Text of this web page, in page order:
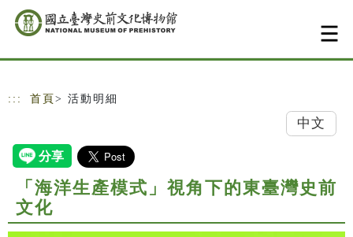
跳到主要內容
網站導覽
::: 首頁 > 活動明細
中文
「海洋生產模式」視角下的東臺灣史前
文化